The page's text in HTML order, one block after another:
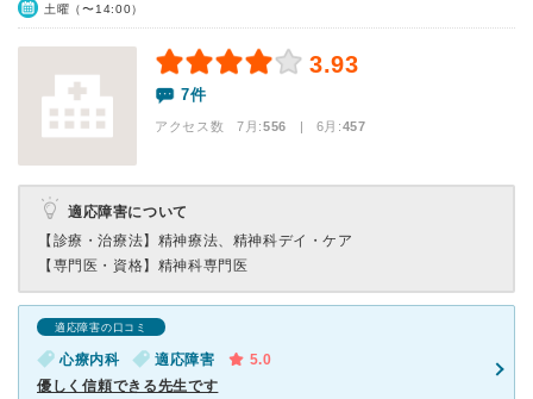
土曜（〜14:00）
3.93
7件
アクセス数 7月:556 | 6月:457
適応障害について
【診療・治療法】 精神療法、精神科デイ・ケア
【専門医・資格】 精神科専門医
適応障害の口コミ
心療内科 適応障害
5.0
優しく信頼できる先生です